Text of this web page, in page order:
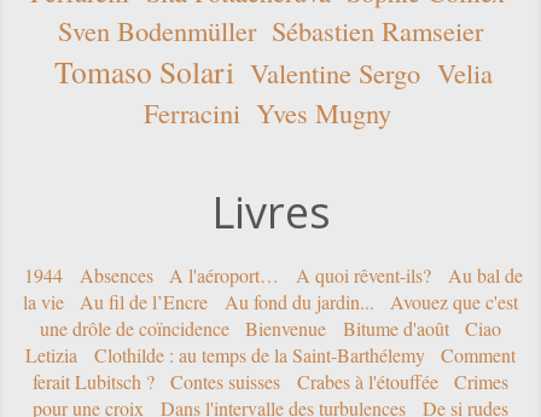
Sven Bodenmüller Sébastien Ramseier
Tomaso Solari Valentine Sergo Velia
Ferracini Yves Mugny
Livres
1944 Absences A l'aéroport… A quoi rêvent-ils?
Au bal de
la vie
Au fil de l’Encre Au fond du jardin...
Avouez que c'est
une drôle de coïncidence
Bienvenue Bitume d'août
Ciao
Letizia
Clothilde : au temps de la Saint-Barthélemy
Comment
ferait Lubitsch ?
Contes suisses Crabes à l'étouffée
Crimes
pour une croix
Dans l'intervalle des turbulences
De si rudes